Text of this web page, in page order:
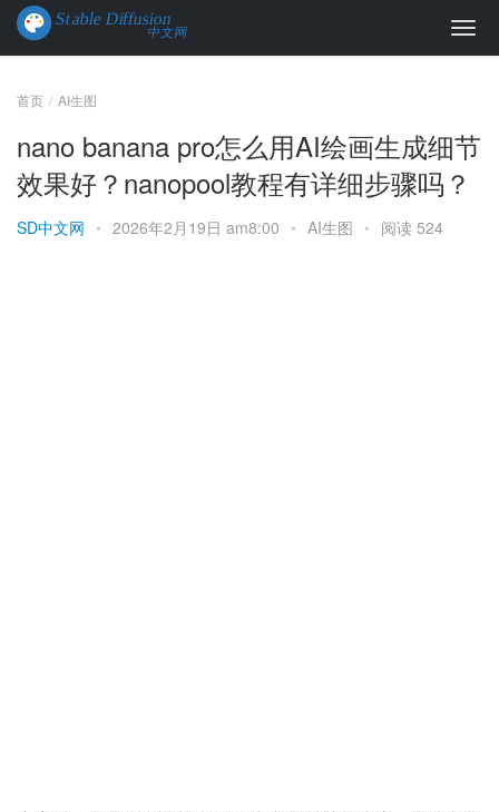
首页 AI生图
nano banana pro怎么用AI绘画生成细节
效果好？nanopool教程有详细步骤吗？
SD中文网 • 2026年2月19日 am8:00 • AI生图 • 阅读 524